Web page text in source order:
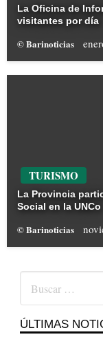
La Oficina de
visitantes por día
© Barinoticias
TURISMO
La Provincia
Social en la UNCo
© Barinoticias
ÚLTIMAS